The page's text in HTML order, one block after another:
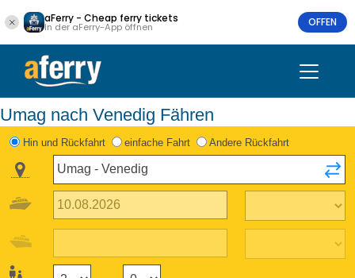
aFerry - Cheap ferry tickets
In der aFerry-App öffnen OFFEN
Umag nach Venedig Fähren
Hin und Rückfahrt einfache Fahrt Andere Rückfahrt